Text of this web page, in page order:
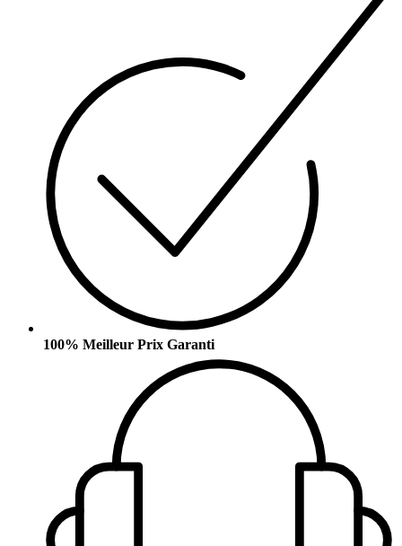
100% Meilleur Prix Garanti